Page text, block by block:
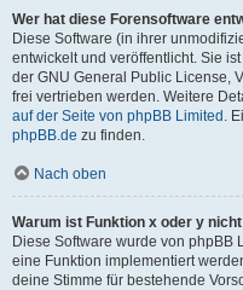
Wer hat diese Forensoftware
Diese Software (in ihrer
entwickelt und veröffentlicht. Sie
der GNU General Public License,
frei vertrieben werden. Weitere
auf der Seite von phpBB Limited .
phpBB.de zu finden.
Nach oben
Warum ist Funktion x oder y
Diese Software wurde von phpBB
eine Funktion implementiert
deine Stimme für bestehende